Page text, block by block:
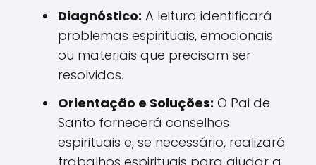
Diagnóstico: A leitura identificará
problemas espirituais, emocionais
ou materiais que precisam ser
resolvidos.
Orientação e Soluções: O Pai de
Santo fornecerá conselhos
espirituais e, se necessário, realizará